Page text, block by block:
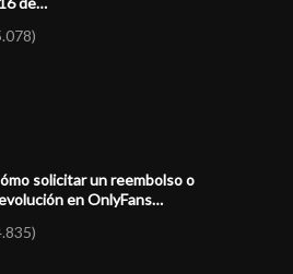
solicitar un reembolso o
en OnlyFans…